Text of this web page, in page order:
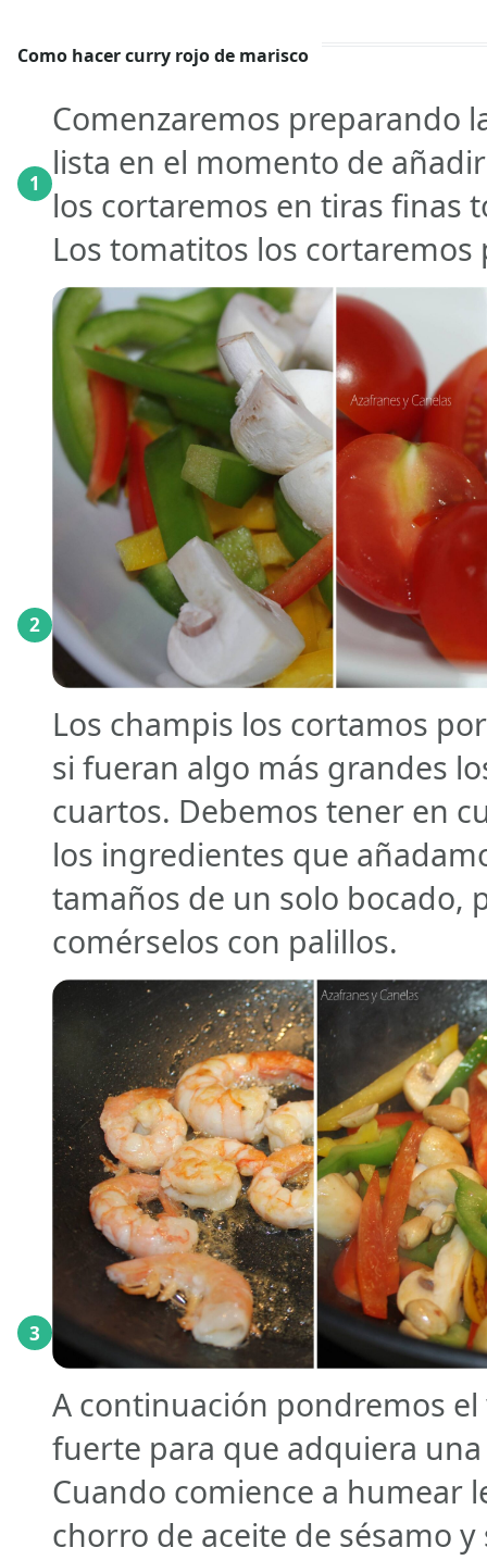
Como hacer curry rojo de marisco
1
Comenzaremos preparando
lista en el momento de
los cortaremos en tiras finas
Los tomatitos los cortaremos
2
Los champis los cortamos
si fueran algo más grandes
cuartos. Debemos tener en
los ingredientes que
tamaños de un solo bocado,
comérselos con palillos.
3
A continuación pondremos
fuerte para que adquiera
Cuando comience a humear
chorro de aceite de sésamo